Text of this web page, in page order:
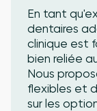
En tant
dentaires
clinique est
bien reliée
Nous
flexibles et
sur les